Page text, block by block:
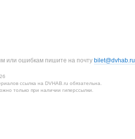
или ошибкам пишите на почту bilet@dvhab.ru
ссылка на DVHAB.ru обязательна.
только при наличии гиперссылки.